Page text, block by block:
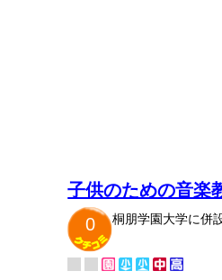
子供のための音楽
0
桐朋学園大学に併